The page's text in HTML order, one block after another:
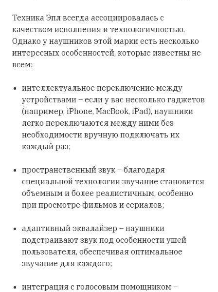
Техника Эпл всегда ассоциировалась с
качеством исполнения и технологичностью.
Однако у наушников этой марки есть несколько
интересных особенностей, которые известны не
всем:
интеллектуальное переключение между
устройствами – если у вас несколько гаджетов
(например, iPhone, MacBook, iPad), наушники
легко переключаются между ними без
необходимости вручную подключать их
каждый раз;
пространственный звук – благодаря
специальной технологии звучание становится
объемным и более реалистичным, особенно
при просмотре фильмов и сериалов;
адаптивный эквалайзер – наушники
подстраивают звук под особенности ушей
пользователя, обеспечивая оптимальное
звучание для каждого;
интеграция с голосовым помощником –